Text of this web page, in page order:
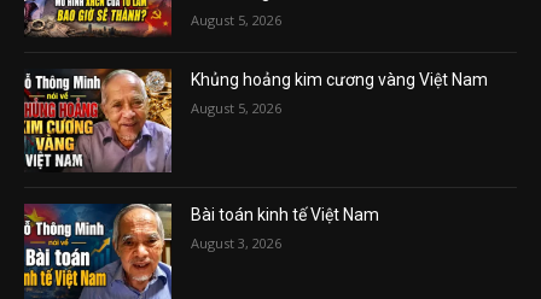
August 5, 2026
Khủng hoảng kim cương vàng Việt Nam
August 5, 2026
Bài toán kinh tế Việt Nam
August 3, 2026